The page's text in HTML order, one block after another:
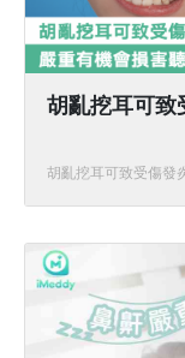
胡亂挖耳可致
胡亂挖耳可致受傷發